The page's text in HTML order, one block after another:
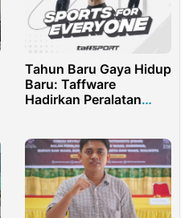
Tahun Baru Gaya Hidup
Baru: Taffware
Hadirkan Peralatan